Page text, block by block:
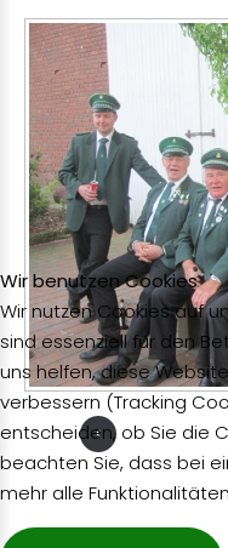
Wir benutzen Cookies
Wir nutzen Cookies auf
sind essenziell für den
uns helfen, diese
verbessern (Tracking
entscheiden, ob Sie die
beachten Sie, dass bei
mehr alle